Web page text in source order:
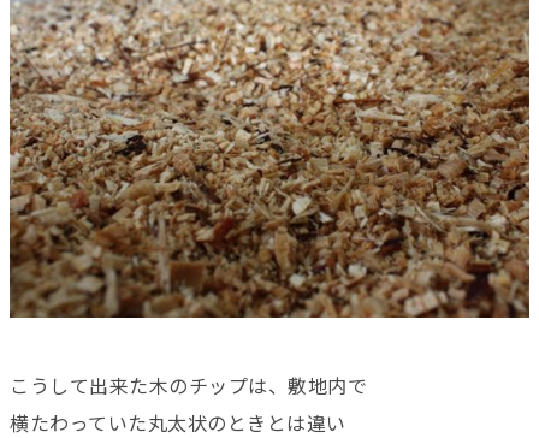
こうして出来た木のチップは、敷地内で
横たわっていた丸太状のときとは違い